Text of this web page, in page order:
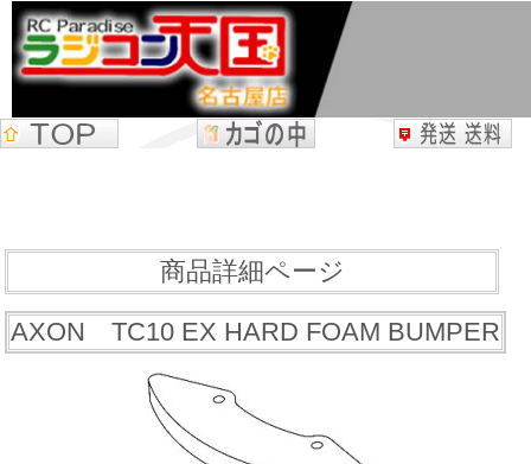
商品詳細ページ
AXON TC10 EX HARD FOAM BUMPER